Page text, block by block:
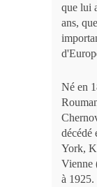
que lui
ans,
Né en
décédé
York,
Vienne
à 1925.